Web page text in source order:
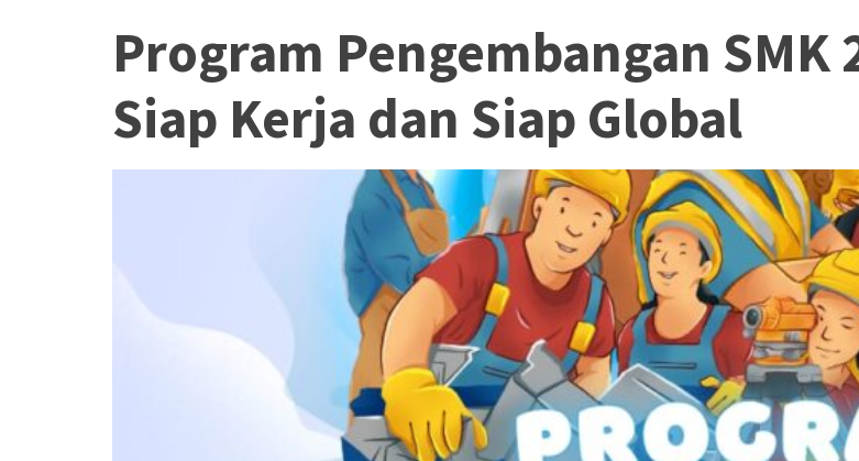
Program Pengembangan SMK
Siap Kerja dan Siap Global